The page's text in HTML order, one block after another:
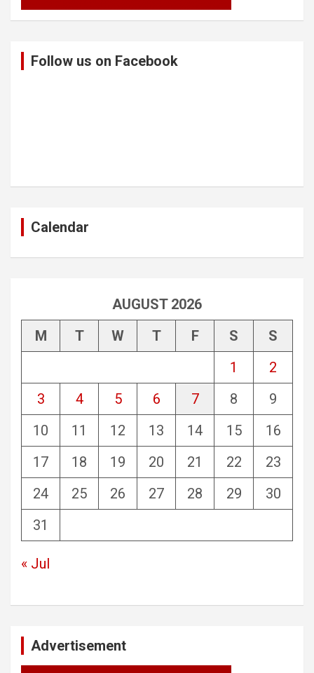
Follow us on Facebook
Calendar
AUGUST 2026
M
T W T F S
S
1
2
3
4 5 6 7 8
9
10
11 12 13 14 15
16
17
18 19 20 21 22
23
24
25 26 27 28 29
30
31
« Jul
Advertisement